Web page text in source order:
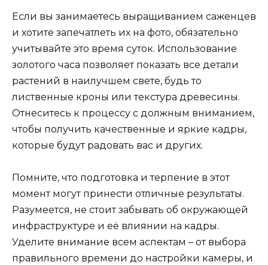
Если вы занимаетесь выращиванием саженцев
и хотите запечатлеть их на фото, обязательно
учитывайте это время суток. Использование
золотого часа позволяет показать все детали
растений в наилучшем свете, будь то
лиственные кроны или текстура древесины.
Отнеситесь к процессу с должным вниманием,
чтобы получить качественные и яркие кадры,
которые будут радовать вас и других.
Помните, что подготовка и терпение в этот
момент могут принести отличные результаты.
Разумеется, не стоит забывать об окружающей
инфраструктуре и её влиянии на кадры.
Уделите внимание всем аспектам – от выбора
правильного времени до настройки камеры, и